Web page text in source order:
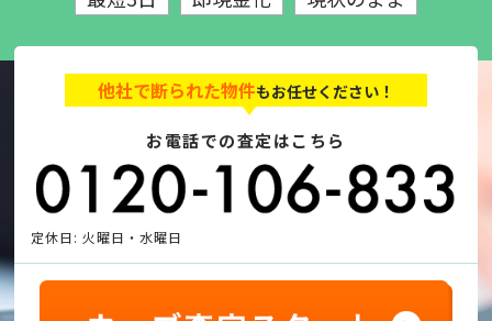
他社で断られた物件もお任せください！
お電話での査定はこちら
定休日: 火曜日・水曜日